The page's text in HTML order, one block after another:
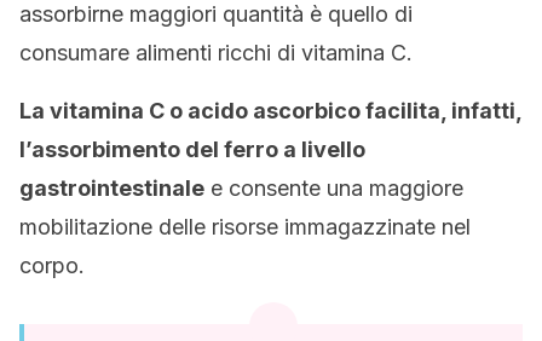
assorbirne maggiori quantità è quello di
consumare alimenti ricchi di vitamina C.
La vitamina C o acido ascorbico facilita, infatti,
l’assorbimento del ferro a livello
gastrointestinale e consente una maggiore
mobilitazione delle risorse immagazzinate nel
corpo.